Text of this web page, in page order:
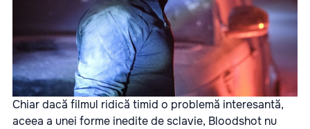
Chiar dacă filmul ridică timid o problemă interesantă,
aceea a unei forme inedite de sclavie, Bloodshot nu